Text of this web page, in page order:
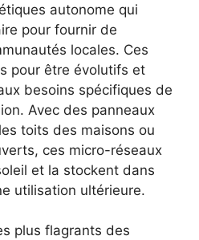
autonome qui
pour ​fournir de
locales. Ces
pour être évolutifs et
besoins spécifiques de
Avec des panneaux
toits des ⁣maisons ou
ces micro-réseaux⁤
et la stockent ⁢dans
utilisation ultérieure.
plus flagrants des